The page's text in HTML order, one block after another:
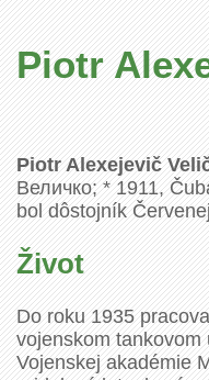
Piotr
Piotr Alexejevič
Величко; * 1911,
bol dôstojník
Život
Do roku 1935
vojenskom
Vojenskej akadémie